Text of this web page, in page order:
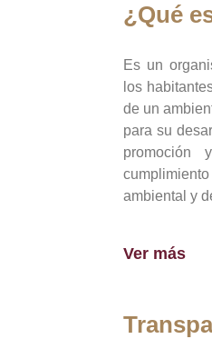
¿Qué
Es un
los
de un
para su
ambiental y
Ver más